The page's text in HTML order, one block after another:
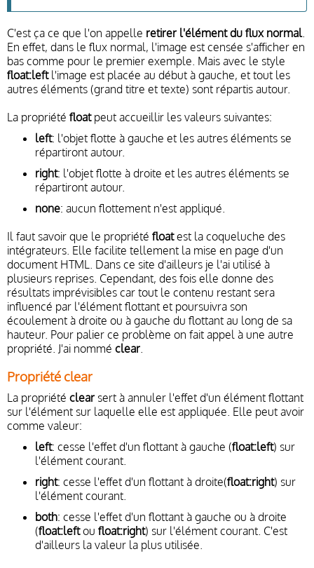
C'est ça ce que l'on appelle retirer l'élément du flux normal.
En effet, dans le flux normal, l'image est censée s'afficher en
bas comme pour le premier exemple. Mais avec le style
float:leftl'image est placée au début à gauche, et tout les
autres éléments (grand titre et texte) sont répartis autour.
La propriété floatpeut accueillir les valeurs suivantes:
left: l'objet flotte à gauche et les autres éléments se
répartiront autour.
right: l'objet flotte à droite et les autres éléments se
répartiront autour.
none: aucun flottement n'est appliqué.
Il faut savoir que le propriété floatest la coqueluche des
intégrateurs. Elle facilite tellement la mise en page d'un
document HTML. Dans ce site d'ailleurs je l'ai utilisé à
plusieurs reprises. Cependant, des fois elle donne des
résultats imprévisibles car tout le contenu restant sera
influencé par l'élément flottant et poursuivra son
écoulement à droite ou à gauche du flottant au long de sa
hauteur. Pour palier ce problème on fait appel à une autre
propriété. J'ai nommé clear.
Propriété clear
La propriété clear sert à annuler l'effet d'un élément flottant
sur l'élément sur laquelle elle est appliquée. Elle peut avoir
comme valeur:
left: cesse l'effet d'un flottant à gauche (float:left) sur
l'élément courant.
right: cesse l'effet d'un flottant à droite(float:right) sur
l'élément courant.
both: cesse l'effet d'un flottant à gauche ou à droite
(float:leftou float:right) sur l'élément courant. C'est
d'ailleurs la valeur la plus utilisée.